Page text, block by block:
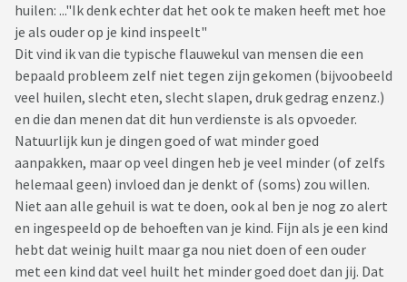
huilen: ..."Ik denk echter dat het ook te maken heeft met hoe
je als ouder op je kind inspeelt"
Dit vind ik van die typische flauwekul van mensen die een
bepaald probleem zelf niet tegen zijn gekomen (bijvoobeeld
veel huilen, slecht eten, slecht slapen, druk gedrag enzenz.)
en die dan menen dat dit hun verdienste is als opvoeder.
Natuurlijk kun je dingen goed of wat minder goed
aanpakken, maar op veel dingen heb je veel minder (of zelfs
helemaal geen) invloed dan je denkt of (soms) zou willen.
Niet aan alle gehuil is wat te doen, ook al ben je nog zo alert
en ingespeeld op de behoeften van je kind. Fijn als je een kind
hebt dat weinig huilt maar ga nou niet doen of een ouder
met een kind dat veel huilt het minder goed doet dan jij. Dat